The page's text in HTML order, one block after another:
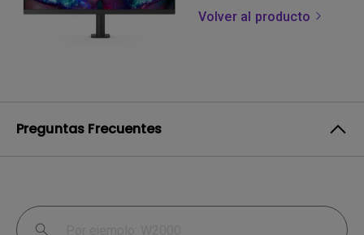
Volver al producto
Preguntas Frecuentes